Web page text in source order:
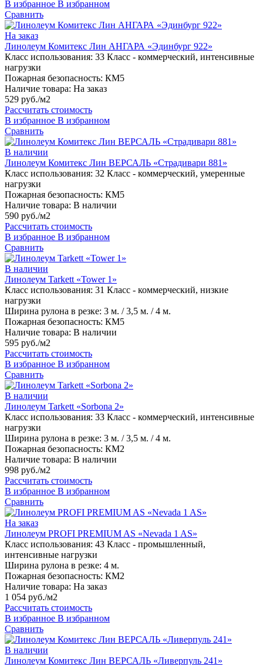
В избранное В избранном
Сравнить
На заказ
Линолеум Комитекс Лин АНГАРА «Эдинбург 922»
Класс использования: 33 Класс - коммерческий, интенсивные
нагрузки
Пожарная безопасность: КМ5
Наличие товара: На заказ
529 руб./м2
Рассчитать стоимость
В избранное В избранном
Сравнить
В наличии
Линолеум Комитекс Лин ВЕРСАЛЬ «Страдивари 881»
Класс использования: 32 Класс - коммерческий, умеренные
нагрузки
Пожарная безопасность: КМ5
Наличие товара: В наличии
590 руб./м2
Рассчитать стоимость
В избранное В избранном
Сравнить
В наличии
Линолеум Tarkett «Tower 1»
Класс использования: 31 Класс - коммерческий, низкие
нагрузки
Ширина рулона в резке: 3 м. / 3,5 м. / 4 м.
Пожарная безопасность: КМ5
Наличие товара: В наличии
595 руб./м2
Рассчитать стоимость
В избранное В избранном
Сравнить
В наличии
Линолеум Tarkett «Sorbona 2»
Класс использования: 33 Класс - коммерческий, интенсивные
нагрузки
Ширина рулона в резке: 3 м. / 3,5 м. / 4 м.
Пожарная безопасность: КМ2
Наличие товара: В наличии
998 руб./м2
Рассчитать стоимость
В избранное В избранном
Сравнить
На заказ
Линолеум PROFI PREMIUM AS «Nevada 1 AS»
Класс использования: 43 Класс - промышленный,
интенсивные нагрузки
Ширина рулона в резке: 4 м.
Пожарная безопасность: КМ2
Наличие товара: На заказ
1 054 руб./м2
Рассчитать стоимость
В избранное В избранном
Сравнить
В наличии
Линолеум Комитекс Лин ВЕРСАЛЬ «Ливерпуль 241»